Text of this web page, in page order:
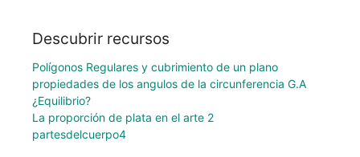
Descubrir recursos
Polígonos Regulares y cubrimiento de un plano
propiedades de los angulos de la circunferencia G.A
¿Equilibrio?
La proporción de plata en el arte 2
partesdelcuerpo4